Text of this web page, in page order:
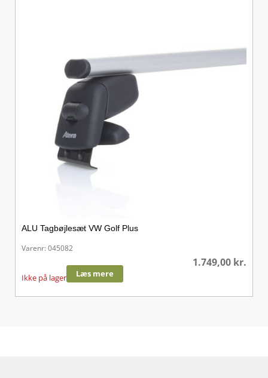
ALU Tagbøjlesæt VW Golf Plus
Varenr: 045082
1.749,00 kr.
Ikke på lager Læs mere